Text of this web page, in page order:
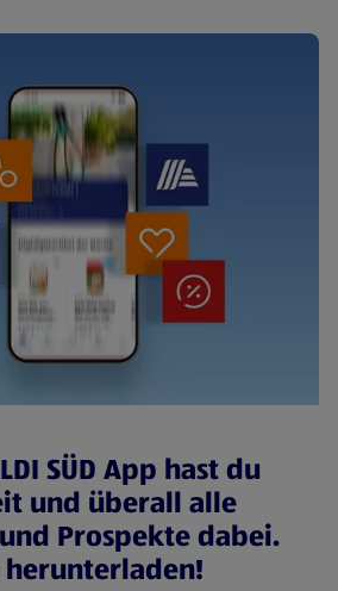
SÜD App hast du
und überall alle
Prospekte dabei.
herunterladen!